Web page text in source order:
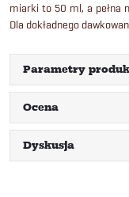
miarki to 50 ml, a pełna
Dla dokładnego
Parametry
Ocena
Dyskusja